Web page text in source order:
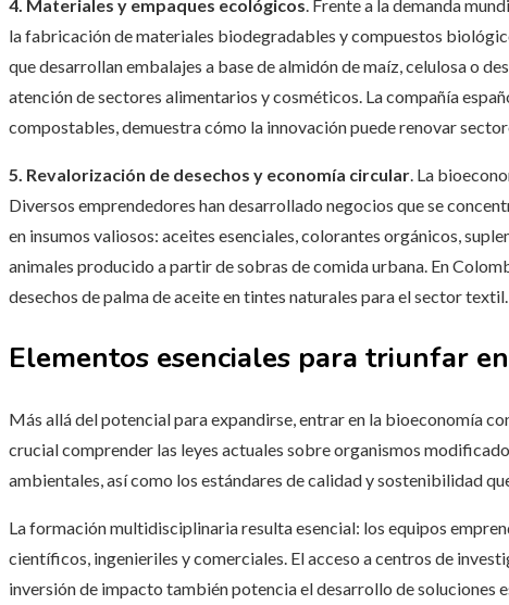
4. Materiales y empaques ecológicos. Frente a la demanda
la fabricación de materiales biodegradables y compuestos
que desarrollan embalajes a base de almidón de maíz, celulosa o
atención de sectores alimentarios y cosméticos. La compañía
compostables, demuestra cómo la innovación puede renovar
5. Revalorización de desechos y economía circular. La
Diversos emprendedores han desarrollado negocios que se
en insumos valiosos: aceites esenciales, colorantes orgánicos,
animales producido a partir de sobras de comida urbana. En
desechos de palma de aceite en tintes naturales para el sector textil.
Elementos esenciales para triunfar
Más allá del potencial para expandirse, entrar en la bioeconomía
crucial comprender las leyes actuales sobre organismos
ambientales, así como los estándares de calidad y sostenibilidad
La formación multidisciplinaria resulta esencial: los equipos
científicos, ingenieriles y comerciales. El acceso a centros de
inversión de impacto también potencia el desarrollo de soluciones